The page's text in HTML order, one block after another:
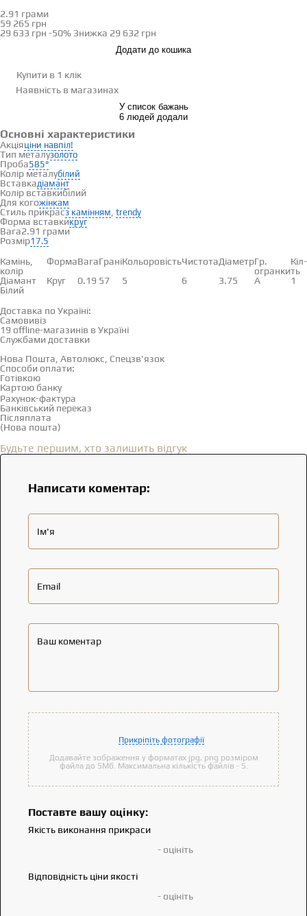
2.91 грами
59 265 грн
29 633 грн -50% Знижка 29 632 грн
Додати до кошика
Купити в 1 клік
Наявність в магазинах
У список бажань
6 людей додали
Основні характеристики
Акціяціни навпіл!
Тип металузолото
Проба585°
Колір металубілий
Вставкадіамант
Колір вставкибілий
Для когожінкам
Стиль прикрасз камінням trendy
Форма вставкикруг
Вага2.91 грами
Розмір17.5
Вставки
Камінь,
колір
ФормаВагаГраніКольоровістьЧистотаДіаметрГр.
огранки
Кіл-
ть
Діамант
Білий
Круг 0.19 57 5 6 3.75 А 1
Доставка по Україні:
Самовивіз
19 offline-магазинів в Україні
Службами доставки
Нова Пошта, Автолюкс, Спецзв'язок
Способи оплати:
Готівкою
Картою банку
Рахунок-фактура
Банківський переказ
Післяплата
(Нова пошта)
Будьте першим, хто залишить відгук
Написати коментар:
Ім'я
Email
Ваш коментар
Прикріпіть фотографії
Додавайте зображення у форматах jpg, png розміром
файла до 5Мб. Максимальна кількість файлів - 5.
Поставте вашу оцінку:
Якість виконання прикраси
- оцініть
Відповідність ціни якості
- оцініть